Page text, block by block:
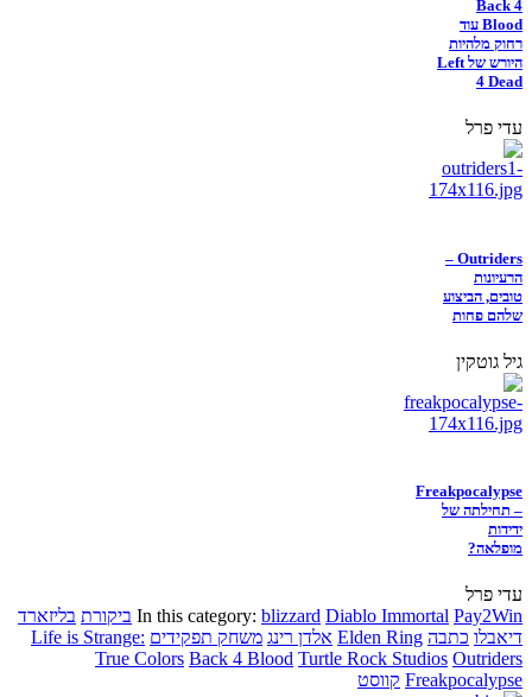
Back 4
Blood עוד
רחוק מלהיות
היורש של Left
4 Dead
עדי פרל
Outriders –
הרעיונות
טובים, הביצוע
שלהם פחות
גיל גוטקין
Freakpocalypse
– תחילתה של
ידידות
מופלאה?
עדי פרל
In this category: blizzard Diablo Immortal Pay2Win ביקורת בליזארד
דיאבלו כתבה Elden Ring אלדן רינג משחק תפקידים Life is Strange:
True Colors Back 4 Blood Turtle Rock Studios Outriders
Freakpocalypse קווסט